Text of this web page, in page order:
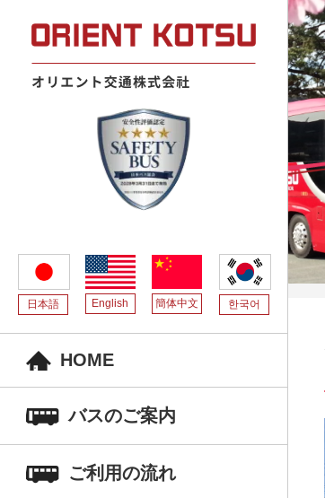
日本語 English 簡体中文 한국어
HOME
バスのご案内
ご利用の流れ